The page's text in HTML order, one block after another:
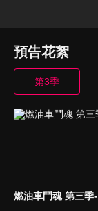
預告花絮
第3季
燃油車鬥魂 第三季-